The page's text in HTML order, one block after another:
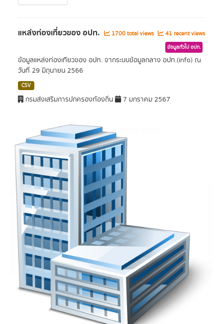
แหล่งท่องเที่ยวของ อปท. 1700 total views 41 recent views
ข้อมูลทั่วไป อปท.
ข้อมูลแหล่งท่องเทียวของ อปท. จากระบบข้อมูลกลาง อปท.(info) ณ
วันที่ 29 มิถุนายน 2566
CSV
กรมส่งเสริมการปกครองท้องถิ่น 7 มกราคม 2567